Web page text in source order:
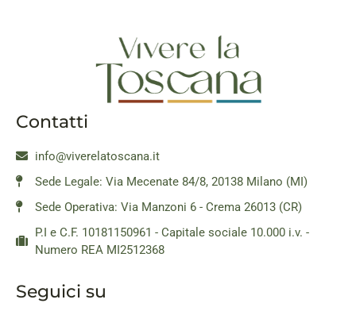
Contatti
info@viverelatoscana.it
Sede Legale: Via Mecenate 84/8, 20138 Milano (MI)
Sede Operativa: Via Manzoni 6 - Crema 26013 (CR)
P.I e C.F. 10181150961 - Capitale sociale 10.000 i.v. -
Numero REA MI2512368
Seguici su